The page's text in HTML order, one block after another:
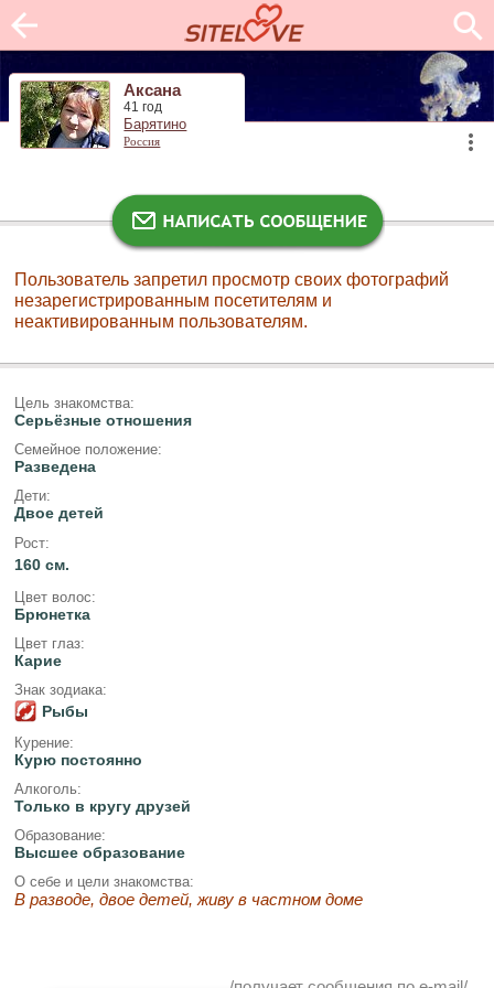
Аксана
41 год
Барятино
Россия
Пользователь запретил просмотр своих фотографий
незарегистрированным посетителям и
неактивированным пользователям.
Цель знакомства:
Серьёзные отношения
Семейное положение:
Разведена
Дети:
Двое детей
Рост:
160 см.
Цвет волос:
Брюнетка
Цвет глаз:
Карие
Знак зодиака:
Рыбы
Курение:
Курю постоянно
Алкоголь:
Только в кругу друзей
Образование:
Высшее образование
О себе и цели знакомства:
В разводе, двое детей, живу в частном доме